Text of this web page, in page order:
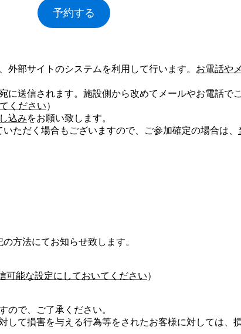
予約する
部サイトのシステムを利用して行います。 お電話や
送信されます。施設側から改めてメールやお電話で
ください）
込みをお願い致します。
ただく場合もございますので、ご参加確定の場合は、
方法にてお知らせ致します。
可能な設定にしておいてください）
ので、ご了承ください。
て損害を与える行為等をされたお客様に対しては、